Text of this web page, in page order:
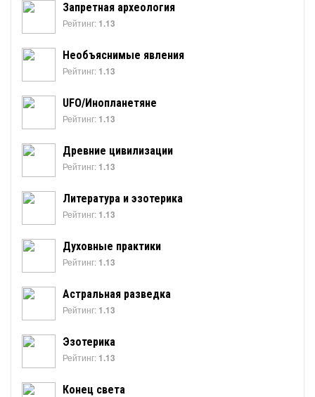
Запретная археология
Рейтинг: 1.13
Необъяснимые явления
Рейтинг: 1.13
UFO/Инопланетяне
Рейтинг: 1.13
Древние цивилизации
Рейтинг: 1.13
Литература и эзотерика
Рейтинг: 1.13
Духовные практики
Рейтинг: 1.13
Астральная разведка
Рейтинг: 1.13
Эзотерика
Рейтинг: 1.13
Конец света